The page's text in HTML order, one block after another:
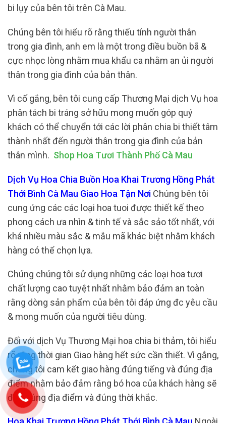
bi lụy của bên tôi trên Cà Mau.
Chúng bên tôi hiểu rõ rằng thiếu tính người thân
trong gia đình, anh em là một trong điều buồn bã &
cực nhọc lòng nhằm mua khẩu ca nhằm an ủi người
thân trong gia đình của bản thân.
Vì cố gắng, bên tôi cung cấp Thương Mại dịch Vụ hoa
phân tách bi tráng sở hữu mong muốn góp quý
khách có thể chuyển tới các lời phân chia bi thiết tâm
thành nhất đến người thân trong gia đình của bản
thân mình. Shop Hoa Tươi Thành Phố Cà Mau
Dịch Vụ Hoa Chia Buồn Hoa Khai Trương Hồng Phát
Thới Bình Cà Mau Giao Hoa Tận Nơi Chúng bên tôi
cung ứng các các loại hoa tuoi được thiết kế theo
phong cách ưa nhìn & tinh tế và sắc sảo tốt nhất, với
khá nhiều màu sắc & mẫu mã khác biệt nhằm khách
hàng có thể chọn lựa.
Chúng chúng tôi sử dụng những các loại hoa tươi
chất lượng cao tuyệt nhất nhằm bảo đảm an toàn
rằng dòng sản phẩm của bên tôi đáp ứng đc yêu cầu
& mong muốn của người tiêu dùng.
Đối với dịch Vụ Thương Mại hoa chia bi thảm, tôi hiểu
rõ rằng thời gian Giao hàng hết sức cần thiết. Vì gắng,
chúng tôi cam kết giao hàng đúng tiếng và đúng địa
điểm nhằm bảo đảm rằng bó hoa của khách hàng sẽ
đến đúng địa điểm và đúng thời khắc.